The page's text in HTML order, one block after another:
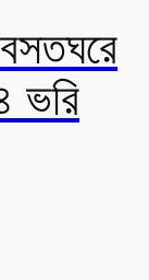
ভরি